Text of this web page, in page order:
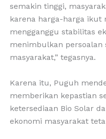
semakin tinggi,
karena harga-harga ikut
mengganggu stabilitas
menimbulkan persoalan
masyarakat,” tegasnya.
Karena itu, Puguh
memberikan kepastian
ketersediaan Bio Solar
ekonomi masyarakat